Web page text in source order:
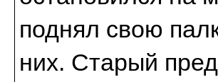
поднял свою
них. Старый